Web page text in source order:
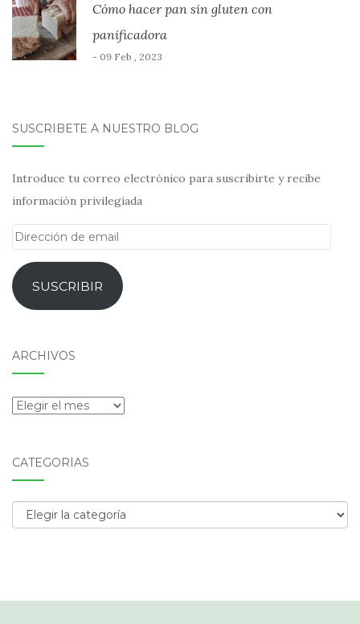
Cómo hacer pan sin gluten con
panificadora
- 09 Feb , 2023
SUSCRÍBETE A NUESTRO BLOG
Introduce tu correo electrónico para suscribirte y recibe
información privilegiada
Dirección
emailSUSCRIBIR
ARCHIVOS
Archivos
CATEGORÍAS
Categorías